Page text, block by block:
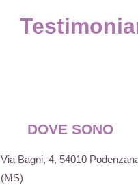
DOVE SONO
Via Bagni, 4, 54010
(MS)